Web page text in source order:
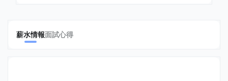
薪水情報面試心得